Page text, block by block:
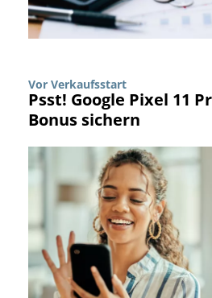
Vor Verkaufsstart
Psst! Google Pixel 11
Bonus sichern